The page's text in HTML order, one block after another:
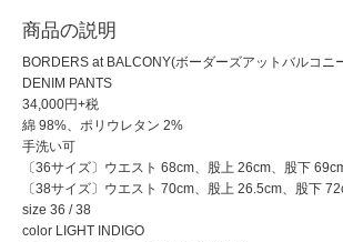
商品の説明
BORDERS at BALCONY(ボーダーズアットバルコニ
DENIM PANTS
34,000円+税
綿 98%、ポリウレタン 2%
手洗い可
〔36サイズ〕ウエスト 68cm、股上 26cm、股下
〔38サイズ〕ウエスト 70cm、股上 26.5cm、股下
size 36 / 38
color LIGHT INDIGO